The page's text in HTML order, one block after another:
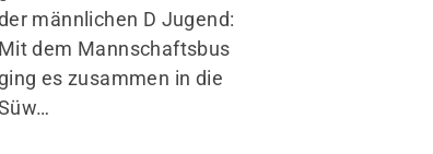
der männlichen D Jugend:
Mit dem Mannschaftsbus
ging es zusammen in die
Süw…